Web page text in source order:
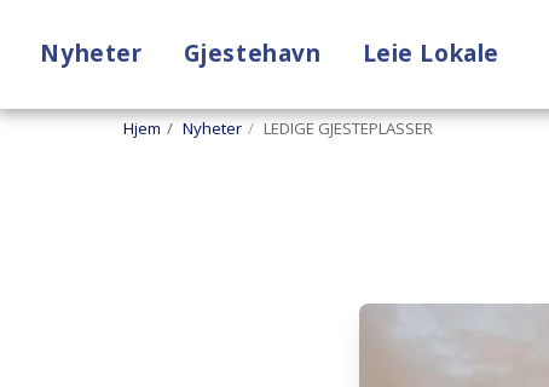
Nyheter Gjestehavn Leie Lokale
Hjem Nyheter LEDIGE GJESTEPLASSER